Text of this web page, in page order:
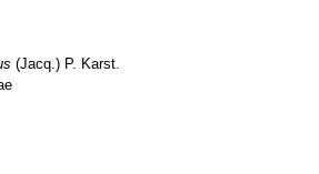
(Jacq.) P. Karst.